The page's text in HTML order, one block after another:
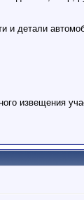
и детали
извещения